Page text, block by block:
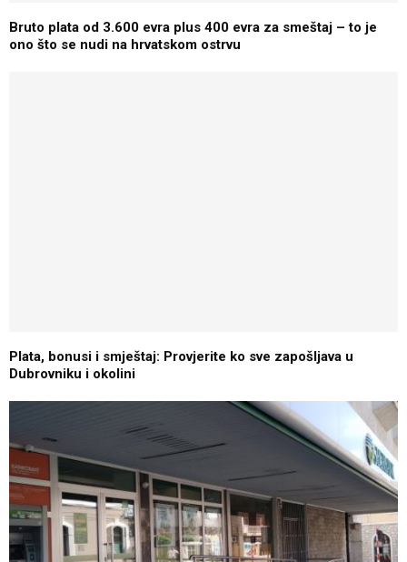
Bruto plata od 3.600 evra plus 400 evra za smeštaj – to je
ono što se nudi na hrvatskom ostrvu
Plata, bonusi i smještaj: Provjerite ko sve zapošljava u
Dubrovniku i okolini